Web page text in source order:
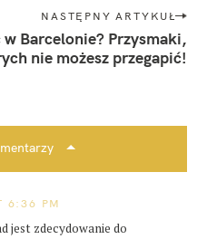
NASTĘPNY ARTYKUŁ
Barcelonie? Przysmaki,
nie możesz przegapić!
6:36 PM
jest zdecydowanie do